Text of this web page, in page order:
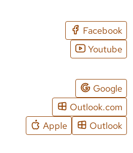
Facebook
Youtube
Google
Outlook.com
Apple
Outlook